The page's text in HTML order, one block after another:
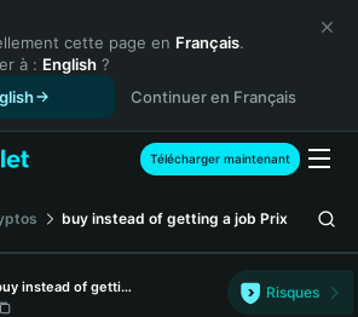
cette page en Français.
à : English ?
Continuer en Français
Télécharger maintenant
buy instead of getting a job Prix
buy instead of getting a job
Risques